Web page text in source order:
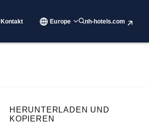
Kontakt Europe nh-hotels.com
HERUNTERLADEN UND
KOPIEREN